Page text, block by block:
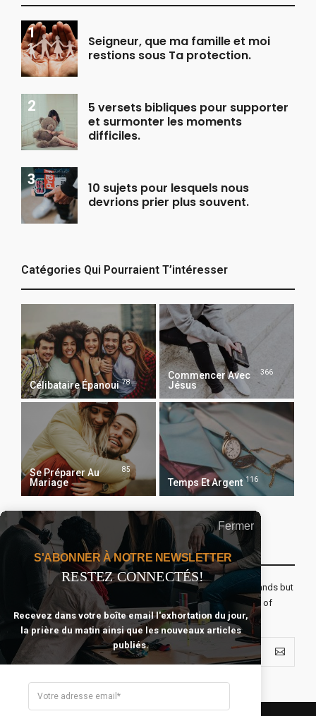
Seigneur, que ma famille et moi
restions sous Ta protection.
5 versets bibliques pour supporter
et surmonter les moments
difficiles.
10 sujets pour lesquels nous
devrions prier plus souvent.
Catégories Qui Pourraient T’intéresser
Célibataire Épanoui 78
Commencer Avec
Jésus
366
Se Préparer Au
Mariage
85
Temps Et Argent 116
Recevoir Notre Newsletter Chaque Matin
The real voyage of discovery consists not in seeking new lands but
seeing with new eyes. All journeys have secret destinations of
which the traveler is unaware.
Fermer
S'ABONNER À NOTRE NEWSLETTER
RESTEZ CONNECTÉS!
Recevez dans votre boîte email l'exhortation du jour,
la prière du matin ainsi que les nouveaux articles
publiés.